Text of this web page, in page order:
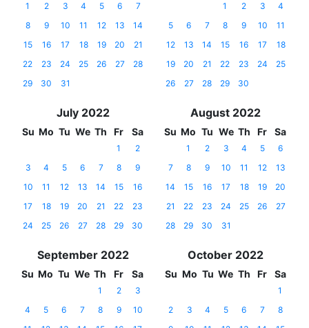
1 2 3 4 5 6
7
8
9 10 11 12 13
14
15
16 17 18 19 20
21
22
23 24 25 26 27
28
29
30 31
1 2 3
4
5
6 7 8 9 10
11
12
13 14 15 16 17
18
19
20 21 22 23 24
25
26
27 28 29 30
July 2022
Su Mo Tu We Th Fr Sa
1
2
3
4 5 6 7 8
9
10
11 12 13 14 15
16
17
18 19 20 21 22
23
24
25 26 27 28 29 30
August 2022
Su Mo Tu We Th Fr Sa
1 2 3 4 5
6
7
8 9 10 11 12
13
14
15 16 17 18 19
20
21
22 23 24 25 26
27
28
29 30 31
September 2022
Su Mo Tu We Th Fr Sa
1 2
3
4
5 6 7 8 9
10
October 2022
Su Mo Tu We Th Fr Sa
1
2
3 4 5 6 7
8